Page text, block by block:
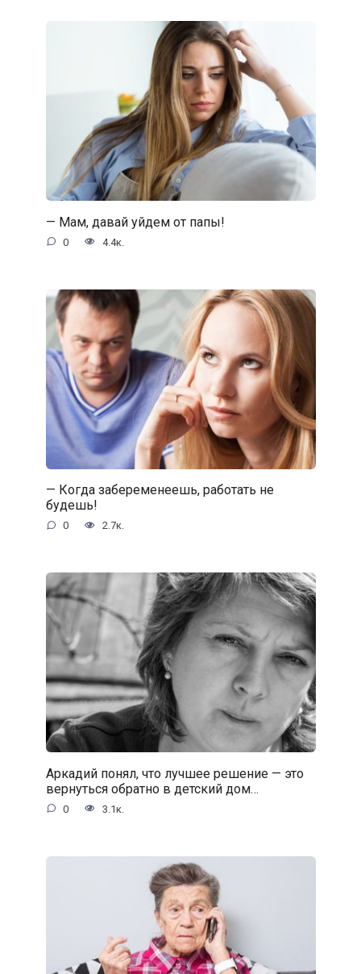
— Мам, давай уйдем от папы!
0 4.4к.
— Когда забеременеешь, работать не
будешь!
0 2.7к.
Аркадий понял, что лучшее решение — это
вернуться обратно в детский дом…
0 3.1к.